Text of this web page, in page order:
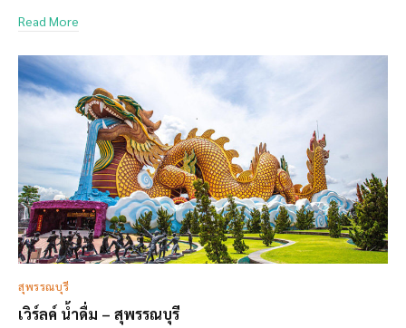
Read More
สุพรรณบุรี
เวิร์ลค์ น้ำดื่ม – สุพรรณบุรี